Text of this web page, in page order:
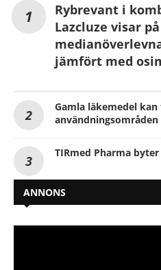
Rybrevant i
Lazcluze visar
jämfört med
Gamla läkemedel kan
användningsområden
TIRmed Pharma
ANNONS